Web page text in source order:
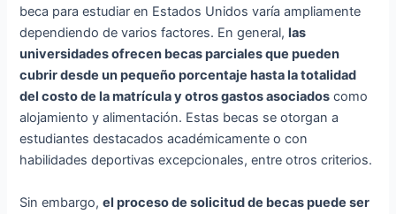
beca para estudiar en Estados Unidos varía ampliamente
dependiendo de varios factores. En general,las
universidades ofrecen becas parciales que pueden
cubrir desde un pequeño porcentaje hasta la totalidad
del costo de la matrícula y otros gastos asociados como
alojamiento y alimentación. Estas becas se otorgan a
estudiantes destacados académicamente o con
habilidades deportivas excepcionales, entre otros criterios.
Sin embargo,el proceso de solicitud de becas puede ser